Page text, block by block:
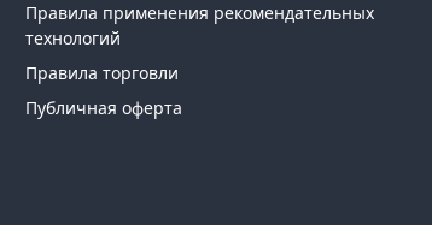
Правила применения рекомендательных
технологий
Правила торговли
Публичная оферта